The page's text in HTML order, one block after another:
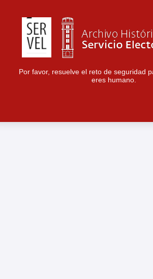
Por favor, resuelve el reto de seguridad
eres humano.